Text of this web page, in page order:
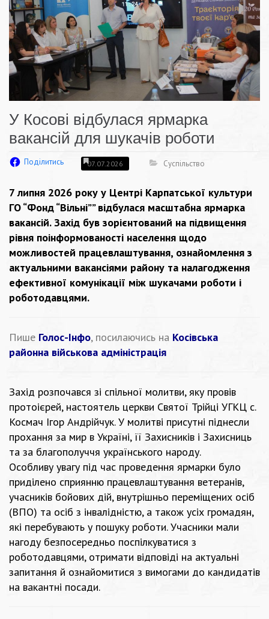
У Косові відбулася ярмарка
вакансій для шукачів роботи
Поділитись 07.07.2026 Суспільство
7 липня 2026 року у Центрі Карпатської культури
ГО “Фонд “Вільні”” відбулася масштабна ярмарка
вакансій. Захід був зорієнтований на підвищення
рівня поінформованості населення щодо
можливостей працевлаштування, ознайомлення з
актуальними вакансіями району та налагодження
ефективної комунікації між шукачами роботи і
роботодавцями.
Пише Голос-Інфо, посилаючись на Косівська
районна військова адміністрація
Захід розпочався зі спільної молитви, яку провів
протоієрей, настоятель церкви Святої Трійці УГКЦ с.
Космач Ігор Андрійчук. У молитві присутні піднесли
прохання за мир в Україні, її Захисників і Захисниць
та за благополуччя українського народу.
Особливу увагу під час проведення ярмарки було
приділено сприянню працевлаштування ветеранів,
учасників бойових дій, внутрішньо переміщених осіб
(ВПО) та осіб з інвалідністю, а також усіх громадян,
які перебувають у пошуку роботи. Учасники мали
нагоду безпосередньо поспілкуватися з
роботодавцями, отримати відповіді на актуальні
запитання й ознайомитися з вимогами до кандидатів
на вакантні посади.